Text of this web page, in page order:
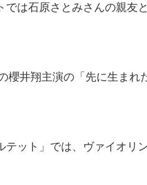
では石原さとみさんの親友
櫻井翔主演の「先に生まれ
テット」では、ヴァイオリ